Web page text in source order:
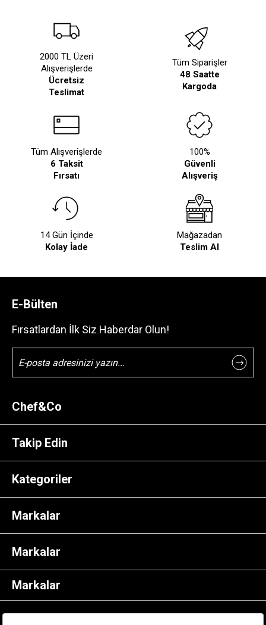
2000 TL Üzeri
Alışverişlerde
Ücretsiz
Teslimat
Tüm Siparişler
48 Saatte
Kargoda
Tüm Alışverişlerde
6 Taksit
Fırsatı
100%
Güvenli
Alışveriş
14 Gün İçinde
Kolay İade
Mağazadan
Teslim Al
E-Bülten
Fırsatlardan İlk Siz Haberdar Olun!
Chef&Co
Takip Edin
Kategoriler
Markalar
Markalar
Markalar